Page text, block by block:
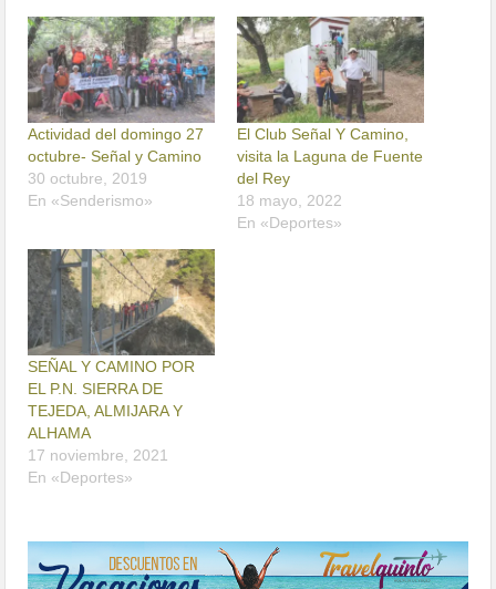
Actividad del domingo 27
octubre- Señal y Camino
30 octubre, 2019
En «Senderismo»
El Club Señal Y Camino,
visita la Laguna de Fuente
del Rey
18 mayo, 2022
En «Deportes»
SEÑAL Y CAMINO POR
EL P.N. SIERRA DE
TEJEDA, ALMIJARA Y
ALHAMA
17 noviembre, 2021
En «Deportes»